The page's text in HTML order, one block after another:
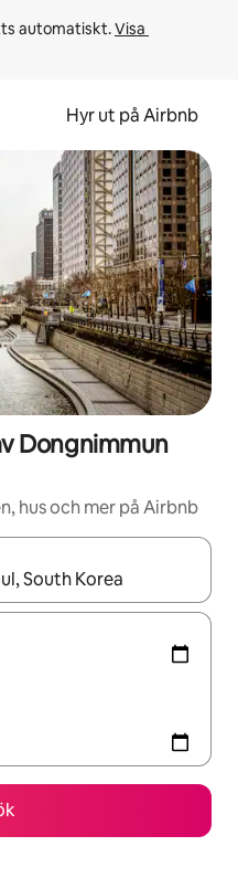
automatiskt. Visa
Hyr ut på Airbnb
Dongnimmun
hus och mer på Airbnb
du navigera med upp- och